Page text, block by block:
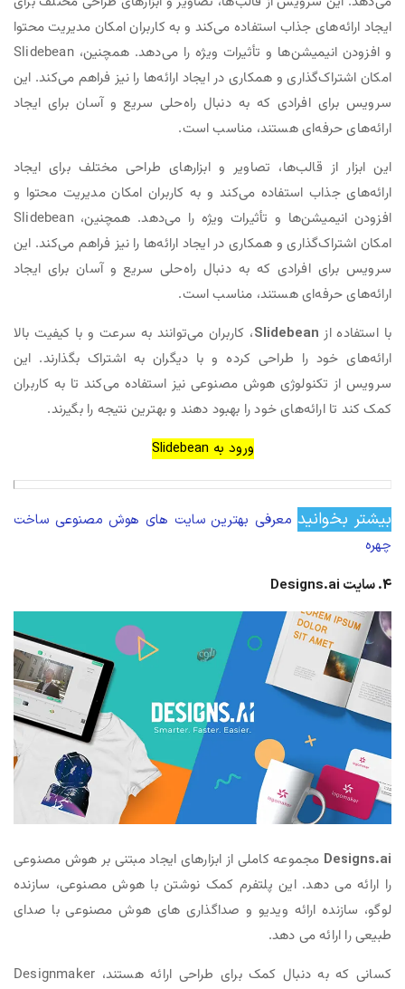
ایجاد ارائه‌های جذاب استفاده می‌کند و به کاربران امکان مدیریت محتوا
و افزودن انیمیشن‌ها و تأثیرات ویژه را می‌دهد. همچنین، Slidebean
امکان اشتراک‌گذاری و همکاری در ایجاد ارائه‌ها را نیز فراهم می‌کند. این
سرویس برای افرادی که به دنبال راه‌حلی سریع و آسان برای ایجاد
ارائه‌های حرفه‌ای هستند، مناسب است.
این ابزار از قالب‌ها، تصاویر و ابزارهای طراحی مختلف برای ایجاد
ارائه‌های جذاب استفاده می‌کند و به کاربران امکان مدیریت محتوا و
افزودن انیمیشن‌ها و تأثیرات ویژه را می‌دهد. همچنین، Slidebean
امکان اشتراک‌گذاری و همکاری در ایجاد ارائه‌ها را نیز فراهم می‌کند. این
سرویس برای افرادی که به دنبال راه‌حلی سریع و آسان برای ایجاد
ارائه‌های حرفه‌ای هستند، مناسب است.
با استفاده از Slidebean، کاربران می‌توانند به سرعت و با کیفیت بالا
ارائه‌های خود را طراحی کرده و با دیگران به اشتراک بگذارند. این
سرویس از تکنولوژی هوش مصنوعی نیز استفاده می‌کند تا به کاربران
کمک کند تا ارائه‌های خود را بهبود دهند و بهترین نتیجه را بگیرند.
ورود به Slidebean
بیشتر بخوانید معرفی بهترین سایت های هوش مصنوعی ساخت
چهره
4. سایت Designs.ai
Designs.ai مجموعه کاملی از ابزارهای ایجاد مبتنی بر هوش مصنوعی
را ارائه می دهد. این پلتفرم کمک نوشتن با هوش مصنوعی، سازنده
لوگو، سازنده ارائه ویدیو و صداگذاری های هوش مصنوعی با صدای
طبیعی را ارائه می دهد.
کسانی که به دنبال کمک برای طراحی ارائه هستند، Designmaker